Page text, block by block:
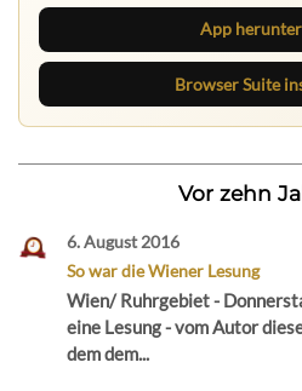
App
Browser Suite
Vor zehn
6. August 2016
So war die Wiener Lesung
Wien/ Ruhrgebiet -
eine Lesung - vom Autor
dem dem...